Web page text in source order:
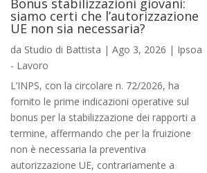
Bonus stabilizzazioni giovani:
siamo certi che l’autorizzazione
UE non sia necessaria?
da Studio di Battista | Ago 3, 2026 | Ipsoa
- Lavoro
L’INPS, con la circolare n. 72/2026, ha
fornito le prime indicazioni operative sul
bonus per la stabilizzazione dei rapporti a
termine, affermando che per la fruizione
non è necessaria la preventiva
autorizzazione UE, contrariamente a